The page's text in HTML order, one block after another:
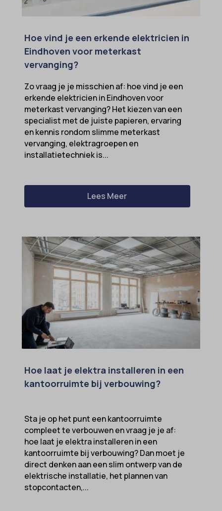
Hoe vind je een erkende elektricien in
Eindhoven voor meterkast
vervanging?
Zo vraag je je misschien af: hoe vind je een
erkende elektricien in Eindhoven voor
meterkast vervanging? Het kiezen van een
specialist met de juiste papieren, ervaring
en kennis rondom slimme meterkast
vervanging, elektragroepen en
installatietechniek is...
Lees Meer
Hoe laat je elektra installeren in een
kantoorruimte bij verbouwing?
Sta je op het punt een kantoorruimte
compleet te verbouwen en vraag je je af:
hoe laat je elektra installeren in een
kantoorruimte bij verbouwing? Dan moet je
direct denken aan een slim ontwerp van de
elektrische installatie, het plannen van
stopcontacten,...